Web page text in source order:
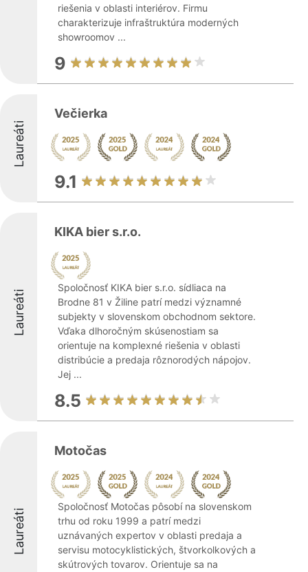
riešenia v oblasti interiérov. Firmu
charakterizuje infraštruktúra moderných
showroomov ...
9
Laureáti
Večierka
9.1
Laureáti
KIKA bier s.r.o.
Spoločnosť KIKA bier s.r.o. sídliaca na
Brodne 81 v Žiline patrí medzi významné
subjekty v slovenskom obchodnom sektore.
Vďaka dlhoročným skúsenostiam sa
orientuje na komplexné riešenia v oblasti
distribúcie a predaja rôznorodých nápojov.
Jej ...
8.5
Laureáti
Motočas
Spoločnosť Motočas pôsobí na slovenskom
trhu od roku 1999 a patrí medzi
uznávaných expertov v oblasti predaja a
servisu motocyklistických, štvorkolkových a
skútrových tovarov. Orientuje sa na